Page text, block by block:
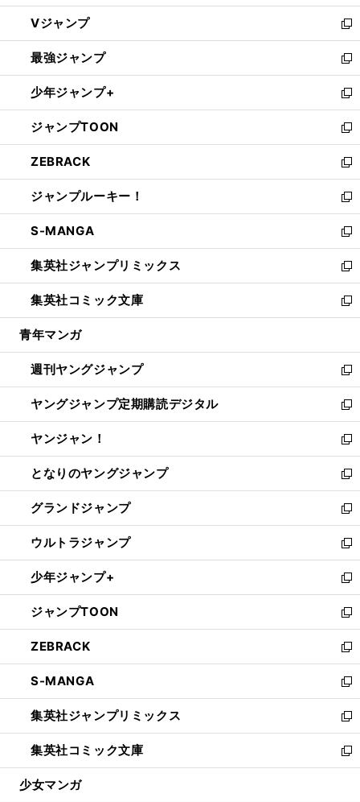
ウ
ィ
ン
ド
ウ
で
開
く
し
い
ウ
ィ
ン
ド
ウ
で
開
く
Vジャンプ
新
し
い
ウ
ィ
ン
ド
ウ
で
開
く
最強ジャンプ
新
し
い
ウ
ィ
ン
ド
ウ
で
開
く
少年ジャンプ+
新
し
い
ウ
ィ
ン
ド
ウ
で
開
く
ジャンプTOON
新
し
い
ウ
ィ
ン
ド
ウ
で
開
く
ZEBRACK
新
し
い
ウ
ィ
ン
ド
ウ
で
開
ジャンプルーキー！
新
し
い
ウ
ィ
ン
ド
ウ
開
く
S-MANGA
新
し
い
ウ
ィ
ン
ウ
で
開
く
集英社ジャンプリミックス
新
し
い
ウ
ン
ド
ウ
で
開
く
集英社コミック文庫
新
し
ウ
ィ
ン
ド
ウ
で
開
く
青年マンガ
週刊ヤングジャンプ
新
し
い
ウ
ィ
ン
ド
ウ
で
開
く
ヤングジャンプ定期購読デジタル
新
し
い
ウ
ィ
ン
ド
ウ
で
開
く
ヤンジャン！
新
し
い
ウ
ィ
ン
ド
ウ
で
開
く
となりのヤングジャンプ
新
し
い
ウ
ィ
ン
ド
ウ
で
開
く
グランドジャンプ
新
し
い
ウ
ィ
ン
ド
ウ
で
開
く
ウルトラジャンプ
新
し
い
ウ
ィ
ン
ド
ウ
で
開
く
少年ジャンプ+
新
し
い
ウ
ィ
ン
ド
ウ
で
開
く
ジャンプTOON
新
し
い
ウ
ィ
ン
ド
ウ
で
開
ZEBRACK
新
し
い
ウ
ィ
ン
ド
ウ
S-MANGA
新
し
い
ウ
ィ
ン
集英社ジャンプリミックス
新
し
い
ウ
集英社コミック文庫
新
し
少女マンガ